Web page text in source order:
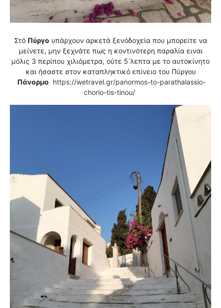
Στό Πύργο υπάρχουν αρκετά ξενόδοχεία που μπορείτε να
μείνετε, μην ξεχνάτε πως η κοντινότερη παραλία ειναι
μόλις 3 περίπου χιλιόμετρα, ούτε 5΄λεπτα με το αυτοκίνητο
και ήσαστε στον καταπληκτικό επίνειο του Πύργου
Πάνορμο https://wetravel.gr/panormos-to-parathalassio-
chorio-tis-tinou/